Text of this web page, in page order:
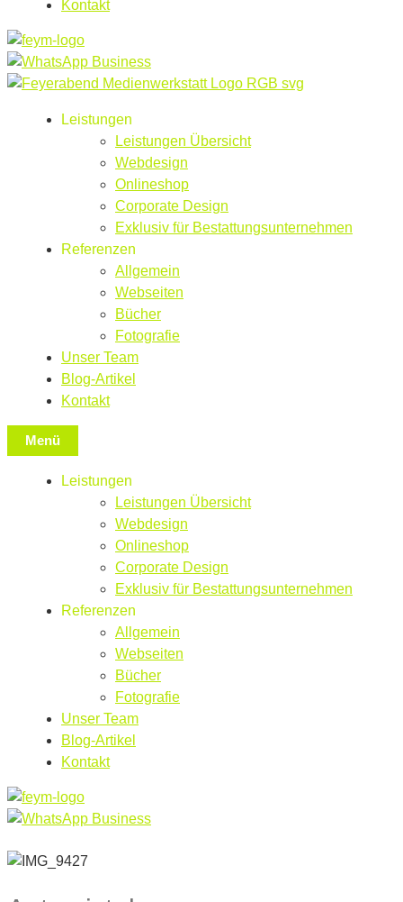
Kontakt
Leistungen
Leistungen Übersicht
Webdesign
Onlineshop
Corporate Design
Exklusiv für Bestattungsunternehmen
Referenzen
Allgemein
Webseiten
Bücher
Fotografie
Unser Team
Blog-Artikel
Kontakt
Menü
Leistungen
Leistungen Übersicht
Webdesign
Onlineshop
Corporate Design
Exklusiv für Bestattungsunternehmen
Referenzen
Allgemein
Webseiten
Bücher
Fotografie
Unser Team
Blog-Artikel
Kontakt